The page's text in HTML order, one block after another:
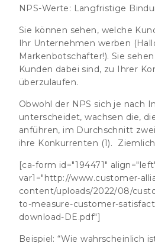
NPS-Werte: Langfristige
Sie können sehen, welche
Ihr Unternehmen werben
Markenbotschafter!). Sie
Kunden dabei sind, zu Ihrer
überzulaufen.
Obwohl der NPS sich je nach
unterscheidet,wachsen die,
anführen, im Durchschnitt
ihre Konkurrenten (1).
[ca-form id="194471"
var1="http://www.customer-
content/uploads/2022/08/
to-measure-customer-
download-DE.pdf"]
Beispiel: “Wie wahrscheinlich